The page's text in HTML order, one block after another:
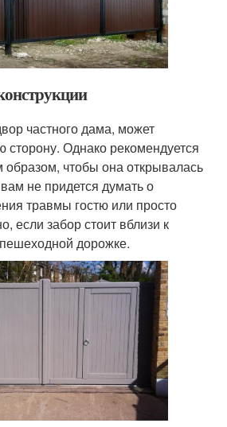
частного дама, может
сторону. Однако рекомендуется
образом, чтобы она открывалась
не придется думать о
травмы гостю или просто
если забор стоит вблизи к
дорожке.